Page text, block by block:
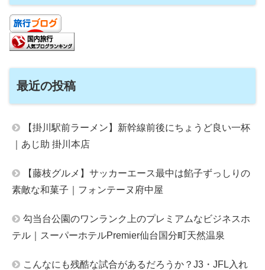
最近の投稿
【掛川駅前ラーメン】新幹線前後にちょうど良い一杯
｜あじ助 掛川本店
【藤枝グルメ】サッカーエース最中は餡子ずっしりの
素敵な和菓子｜フォンテーヌ府中屋
勾当台公園のワンランク上のプレミアムなビジネスホ
テル｜スーパーホテルPremier仙台国分町天然温泉
こんなにも残酷な試合があるだろうか？J3・JFL入れ